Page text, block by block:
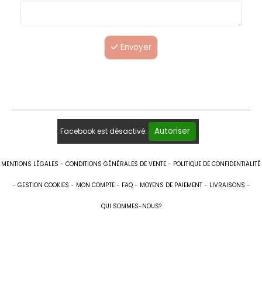
Envoyer
Facebook est désactivé. Autoriser
MENTIONS LÉGALES CONDITIONS GÉNÉRALES DE VENTE POLITIQUE DE CONFIDENTIALITÉ
GESTION COOKIES MON COMPTE FAQ MOYENS DE PAIEMENT LIVRAISONS
QUI SOMMES-NOUS?